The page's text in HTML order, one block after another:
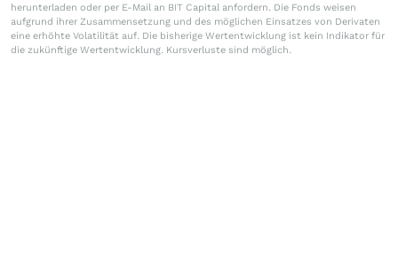
herunterladen oder per E-Mail an BIT Capital anfordern. Die Fonds weisen
aufgrund ihrer Zusammensetzung und des möglichen Einsatzes von Derivaten
eine erhöhte Volatilität auf. Die bisherige Wertentwicklung ist kein Indikator für
die zukünftige Wertentwicklung. Kursverluste sind möglich.